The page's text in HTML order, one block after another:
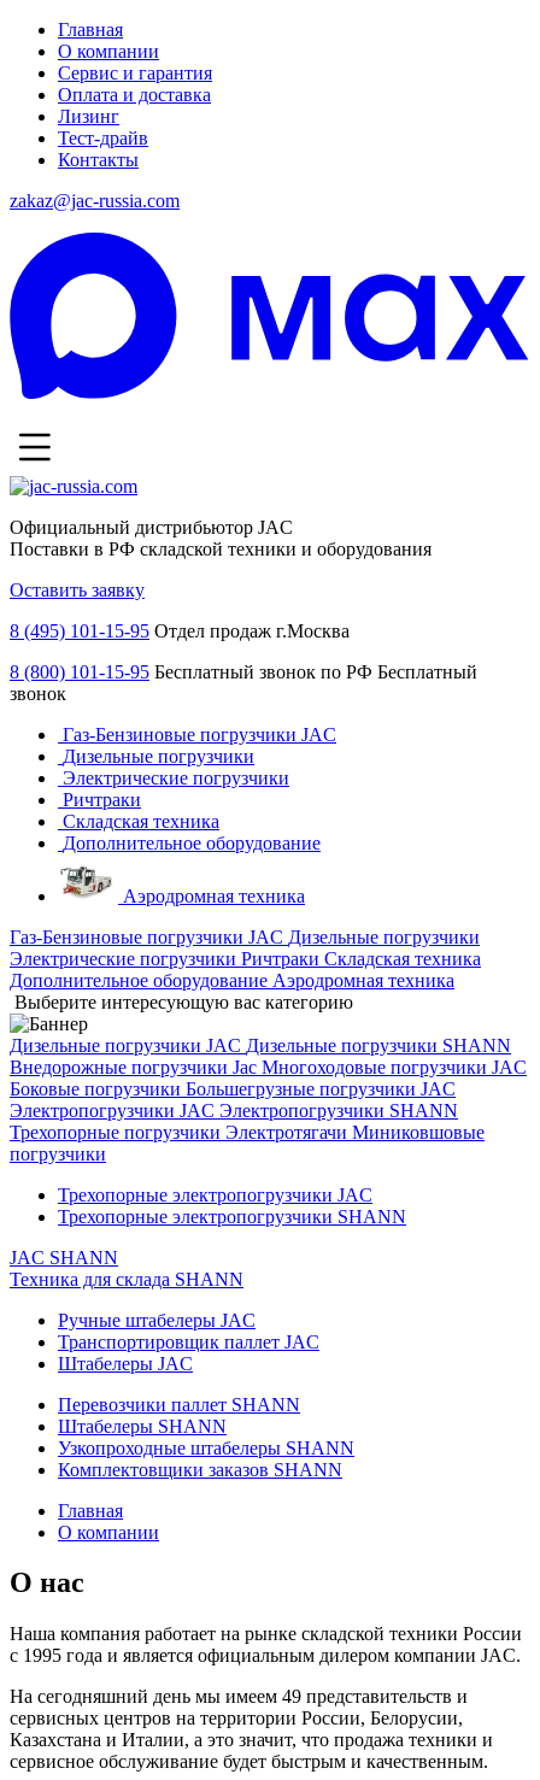
Главная
О компании
Сервис и гарантия
Оплата и доставка
Лизинг
Тест-драйв
Контакты
zakaz@jac-russia.com
Официальный дистрибьютор JAC
Поставки в РФ складской техники и оборудования
Оставить заявку
8 (495) 101-15-95 Отдел продаж г.Москва
8 (800) 101-15-95 Бесплатный звонок по РФ Бесплатный
звонок
Газ-Бензиновые погрузчики JAC
Дизельные погрузчики
Электрические погрузчики
Ричтраки
Складская техника
Дополнительное оборудование
Аэродромная техника
Газ-Бензиновые погрузчики JAC Дизельные погрузчики
Электрические погрузчики Ричтраки Складская техника
Дополнительное оборудование Аэродромная техника
Выберите интересующую вас категорию
Дизельные погрузчики JAC Дизельные погрузчики SHANN
Внедорожные погрузчики Jac Многоходовые погрузчики JAC
Боковые погрузчики Большегрузные погрузчики JAC
Электропогрузчики JAC Электропогрузчики SHANN
Трехопорные погрузчики Электротягачи Миниковшовые
погрузчики
Трехопорные электропогрузчики JAC
Трехопорные электропогрузчики SHANN
JAC SHANN
Техника для склада SHANN
Ручные штабелеры JAC
Транспортировщик паллет JAC
Штабелеры JAC
Перевозчики паллет SHANN
Штабелеры SHANN
Узкопроходные штабелеры SHANN
Комплектовщики заказов SHANN
Главная
О компании
О нас
Наша компания работает на рынке складской техники России
с 1995 года и является официальным дилером компании JAC.
На сегодняшний день мы имеем 49 представительств и
сервисных центров на территории России, Белорусии,
Казахстана и Италии, а это значит, что продажа техники и
сервисное обслуживание будет быстрым и качественным.